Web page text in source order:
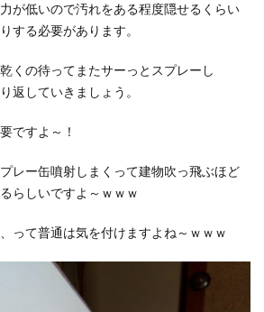
が低いので汚れをある程度隠せるくらい
する必要があります。
くの待ってまたサーっとスプレーし
返していきましょう。
ですよ～！
レー缶噴射しまくって建物吹っ飛ぶほど
らしいですよ～ｗｗｗ
って普通は気を付けますよね～ｗｗｗ